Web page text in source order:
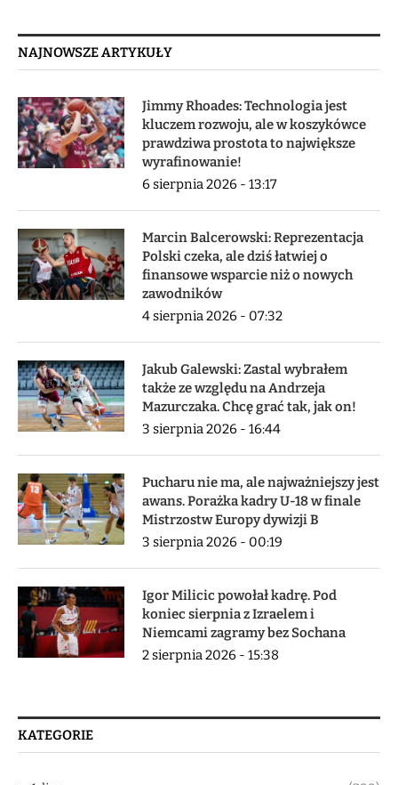
NAJNOWSZE ARTYKUŁY
Jimmy Rhoades: Technologia jest
kluczem rozwoju, ale w koszykówce
prawdziwa prostota to największe
wyrafinowanie!
6 sierpnia 2026 - 13:17
Marcin Balcerowski: Reprezentacja
Polski czeka, ale dziś łatwiej o
finansowe wsparcie niż o nowych
zawodników
4 sierpnia 2026 - 07:32
Jakub Galewski: Zastal wybrałem
także ze względu na Andrzeja
Mazurczaka. Chcę grać tak, jak on!
3 sierpnia 2026 - 16:44
Pucharu nie ma, ale najważniejszy jest
awans. Porażka kadry U-18 w finale
Mistrzostw Europy dywizji B
3 sierpnia 2026 - 00:19
Igor Milicic powołał kadrę. Pod
koniec sierpnia z Izraelem i
Niemcami zagramy bez Sochana
2 sierpnia 2026 - 15:38
KATEGORIE